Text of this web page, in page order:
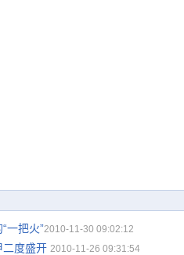
一把火”2010-11-30 09:02:12
二度盛开 2010-11-26 09:31:54